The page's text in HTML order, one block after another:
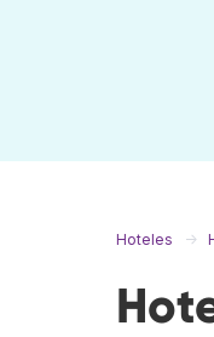
Hoteles